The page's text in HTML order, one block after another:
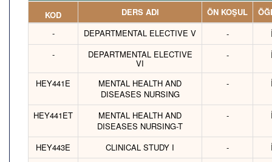
KOD
DERS ADI ÖN KOŞUL
-
DEPARTMENTAL ELECTIVE V -
-
DEPARTMENTAL ELECTIVE
VI
-
HEY441E
MENTAL HEALTH AND
DISEASES NURSING
-
HEY441ET
MENTAL HEALTH AND
DISEASES NURSING-T
-
HEY443E CLINICAL STUDY I -